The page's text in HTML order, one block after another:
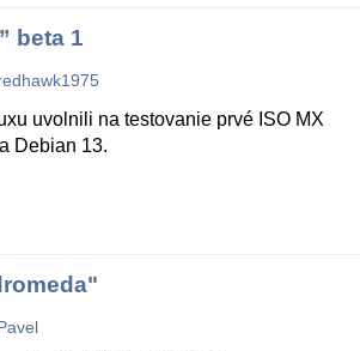
beta 1
uvolnili na testovanie prvé ISO MX
Debian 13.